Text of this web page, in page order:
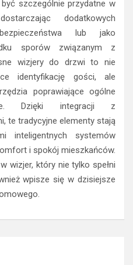
szczególnie przydatne w
dodatkowych
lub jako
sporów związanym z
wizjery do drzwi to nie
identyfikację gości, ale
poprawiające ogólne
Dzięki integracji z
te tradycyjne elementy stają
inteligentnych systemów
i spokój mieszkańców.
wizjer, który nie tylko spełni
wpisze się w dzisiejsze